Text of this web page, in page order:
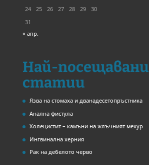
24
25 26 27 28 29
30
31
« апр.
Най-посещавани
статии
Язва на стомаха и дванадесетопръстника
Анална фистула
Холецистит – камъни на жлъчният мехур
Ингвинална херния
Рак на дебелото черво